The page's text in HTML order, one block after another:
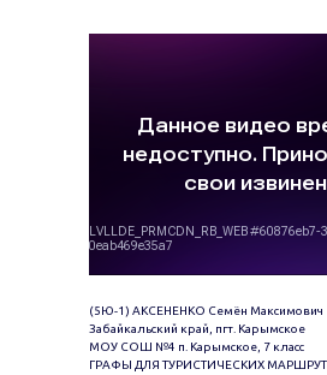
(5Ю-1) АКСЕНЕНКО Семён Максимович
Забайкальский край, пгт. Карымское
МОУ СОШ №4 п. Карымское, 7 класс
ГРАФЫ ДЛЯ ТУРИСТИЧЕСКИХ